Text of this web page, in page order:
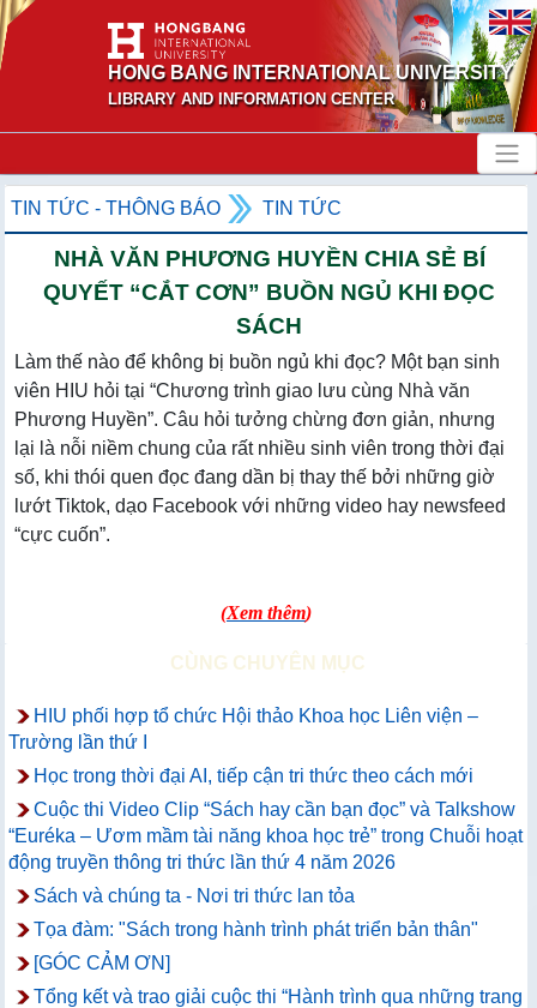
HONG BANG INTERNATIONAL UNIVERSITY
LIBRARY AND INFORMATION CENTER
TIN TỨC - THÔNG BÁO TIN TỨC
NHÀ VĂN PHƯƠNG HUYỀN CHIA SẺ BÍ
QUYẾT “CẮT CƠN” BUỒN NGỦ KHI ĐỌC
SÁCH
Làm thế nào để không bị buồn ngủ khi đọc? Một bạn sinh
viên HIU hỏi tại “Chương trình giao lưu cùng Nhà văn
Phương Huyền”. Câu hỏi tưởng chừng đơn giản, nhưng
lại là nỗi niềm chung của rất nhiều sinh viên trong thời đại
số, khi thói quen đọc đang dần bị thay thế bởi những giờ
lướt Tiktok, dạo Facebook với những video hay newsfeed
“cực cuốn”.
(Xem thêm)
CÙNG CHUYÊN MỤC
HIU phối hợp tổ chức Hội thảo Khoa học Liên viện –
Trường lần thứ I
Học trong thời đại AI, tiếp cận tri thức theo cách mới
Cuộc thi Video Clip “Sách hay cần bạn đọc” và Talkshow
“Euréka – Ươm mầm tài năng khoa học trẻ” trong Chuỗi hoạt
động truyền thông tri thức lần thứ 4 năm 2026
Sách và chúng ta - Nơi tri thức lan tỏa
Tọa đàm: "Sách trong hành trình phát triển bản thân"
[GÓC CẢM ƠN]
Tổng kết và trao giải cuộc thi “Hành trình qua những trang